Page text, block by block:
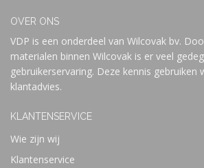
OVER ONS
VDP is een onderdeel van Wilcovak bv.
materialen binnen Wilcovak is er veel
gebruikerservaring. Deze kennis gebruiken
klantadvies.
KLANTENSERVICE
Wie zijn wij
Klantenservice